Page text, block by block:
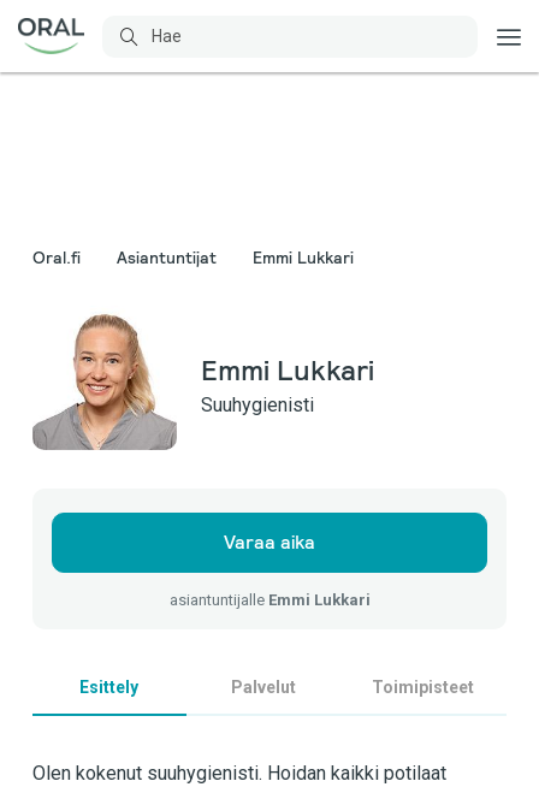
Oral.fi Asiantuntijat Emmi Lukkari
Emmi Lukkari
Suuhygienisti
Varaa aika
asiantuntijalle Emmi Lukkari
Esittely Palvelut Toimipisteet
Olen kokenut suuhygienisti. Hoidan kaikki potilaat